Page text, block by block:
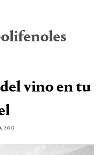
vino en tu
2015